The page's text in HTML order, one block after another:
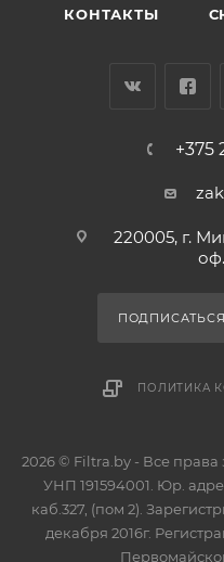
КОНТАКТЫ
+375
220005, г.
ПОЛИТИКА
2026 © Filtra.by - Все
УНП 191594001. Юр.
каб.327, (пом 2).
декабря 2016г.